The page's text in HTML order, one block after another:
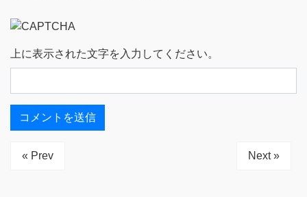
上に表示された文字を入力してください。
« Prev Next »